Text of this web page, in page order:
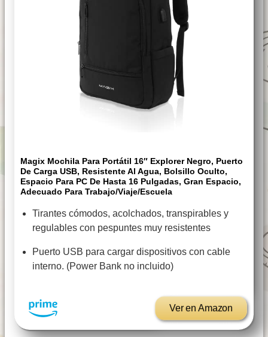
Magix Mochila Para Portátil 16″ Explorer Negro, Puerto
De Carga USB, Resistente Al Agua, Bolsillo Oculto,
Espacio Para PC De Hasta 16 Pulgadas, Gran Espacio,
Adecuado Para Trabajo/viaje/escuela
Tirantes cómodos, acolchados, transpirables y
regulables con pespuntes muy resistentes
Puerto USB para cargar dispositivos con cable
interno. (Power Bank no incluido)
Ver en Amazon